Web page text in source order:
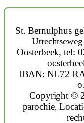
St. Bernulphus
Oosterbeek, tel:
IBAN: NL72
Copyright ©
parochie,